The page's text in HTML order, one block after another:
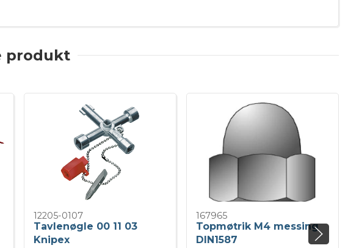
produkt
12205-0107
Tavlenøgle 00 11 03
Knipex
167965
Topmøtrik M4 messing
DIN1587